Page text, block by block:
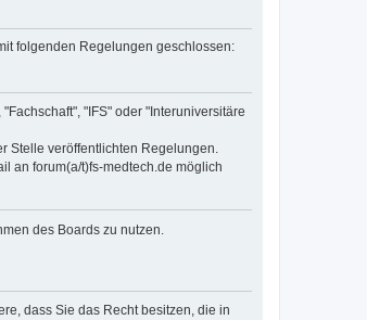
folgenden Regelungen geschlossen:
"IFS" oder "Interuniversitäre
Stelle veröffentlichten Regelungen.
an forum(a/t)fs-medtech.de möglich
des Boards zu nutzen.
dass Sie das Recht besitzen, die in